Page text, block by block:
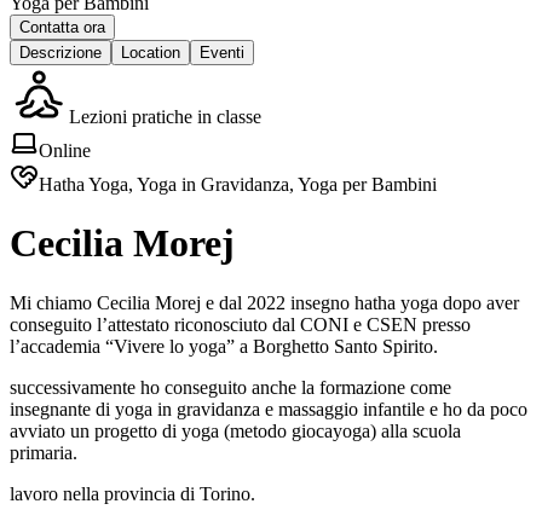
Contatta ora
Descrizione
Location Eventi
Lezioni pratiche in classe
Online
Hatha Yoga, Yoga in Gravidanza, Yoga per Bambini
Cecilia Morej
Mi chiamo Cecilia Morej e dal 2022 insegno hatha yoga dopo aver
conseguito l’attestato riconosciuto dal CONI e CSEN presso
l’accademia “Vivere lo yoga” a Borghetto Santo Spirito.
successivamente ho conseguito anche la formazione come
insegnante di yoga in gravidanza e massaggio infantile e ho da poco
avviato un progetto di yoga (metodo giocayoga) alla scuola
primaria.
lavoro nella provincia di Torino.